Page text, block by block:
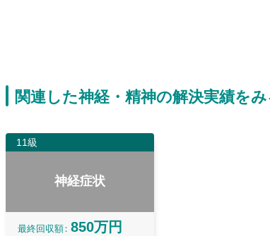
関連した神経・精神の解決実績を
11級
神経症状
最終回収額 850万円